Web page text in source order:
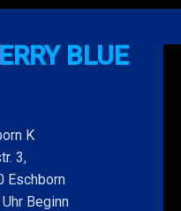
BLUE
K
3,
Eschborn
Beginn